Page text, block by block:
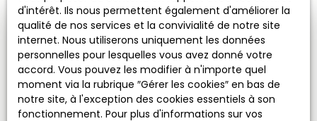
Besoin d’une
estimation de votre bien ?
Lorem ipsum dolor sit amet, consectetur
adipiscing elit.
In dui ex, fringilla eu velit vitae, fringilla eleifend
d'intérêt. Ils nous permettent également d'améliorer la
qualité de nos services et la convivialité de notre site
internet. Nous utiliserons uniquement les données
personnelles pour lesquelles vous avez donné votre
accord. Vous pouvez les modifier à n'importe quel
moment via la rubrique ″Gérer les cookies″ en bas de
notre site, à l'exception des cookies essentiels à son
fonctionnement. Pour plus d'informations sur vos